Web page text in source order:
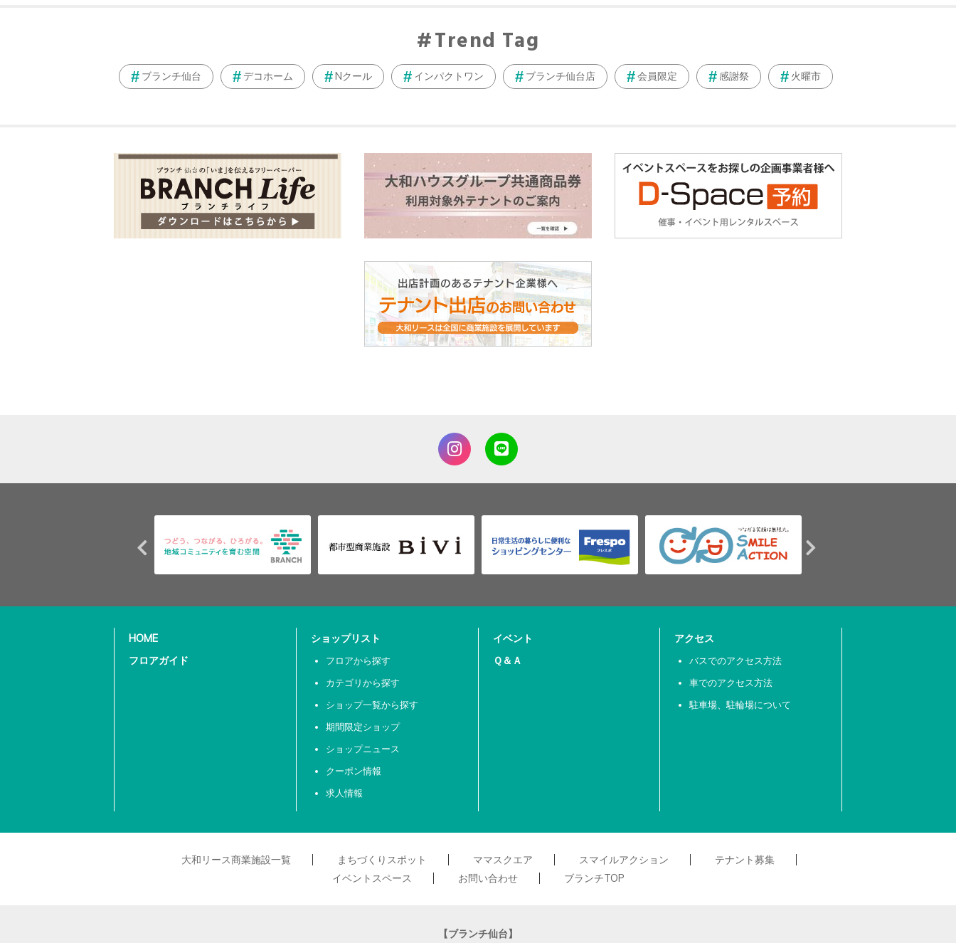
Trend Tag
ブランチ仙台 デコホーム Nクール インパクトワン ブランチ仙台店 会員限定 感謝祭 火曜市
HOME
フロアガイド
ショップリスト
フロアから探す
カテゴリから探す
ショップ一覧から探す
期間限定ショップ
ショップニュース
クーポン情報
求人情報
イベント
Ｑ＆Ａ
アクセス
バスでのアクセス方法
車でのアクセス方法
駐車場、駐輪場について
大和リース商業施設一覧 まちづくりスポット ママスクエア スマイルアクション
テナント募集
イベントスペース
お問い合わせ ブランチTOP
【ブランチ仙台】